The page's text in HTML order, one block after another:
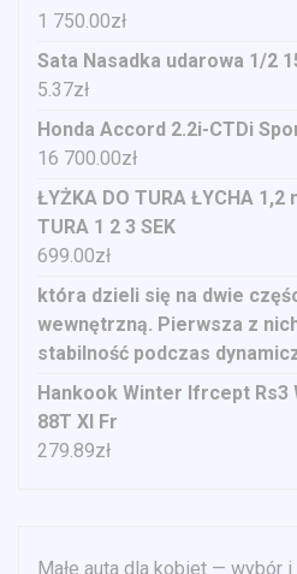
1 750.00zł
Sata Nasadka udarowa 1/2
5.37zł
Honda Accord 2.2i-CTDi
16 700.00zł
ŁYŻKA DO TURA ŁYCHA 1,2
TURA 1 2 3 SEK
699.00zł
która dzieli się na dwie
wewnętrzną. Pierwsza z
stabilność podczas
Hankook Winter Ifrcept Rs3
88T Xl Fr
279.89zł
Małe auta dla kobiet — wybór